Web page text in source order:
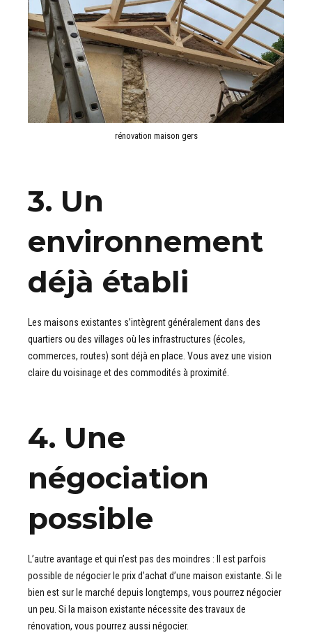
rénovation maison gers
3. Un
environnement
déjà établi
Les maisons existantes s’intègrent généralement dans des
quartiers ou des villages où les infrastructures (écoles,
commerces, routes) sont déjà en place. Vous avez une vision
claire du voisinage et des commodités à proximité.
4. Une
négociation
possible
L’autre avantage et qui n’est pas des moindres : Il est parfois
possible de négocier le prix d’achat d’une maison existante. Si le
bien est sur le marché depuis longtemps, vous pourrez négocier
un peu. Si la maison existante nécessite des travaux de
rénovation, vous pourrez aussi négocier.